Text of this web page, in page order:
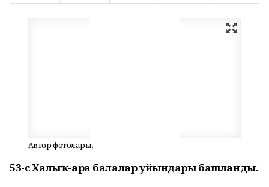
Автор фотолары.
53-сө Халыҡ-ара балалар уйындары башланды.